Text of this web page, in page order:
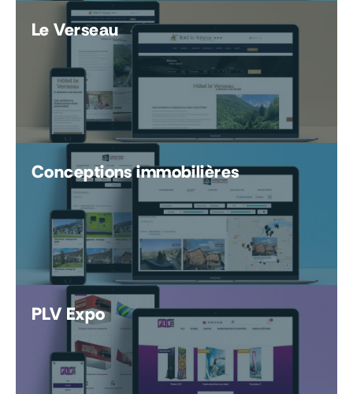
Le Verseau
Conceptions immobilières
PLV Expo